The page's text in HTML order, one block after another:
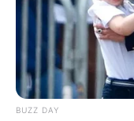
BUZZ DAY